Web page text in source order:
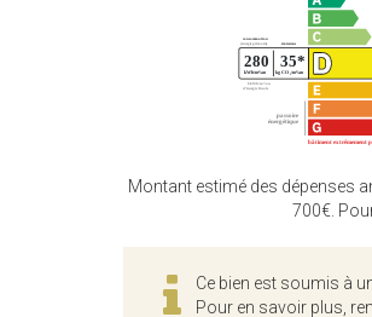
Montant estimé des dépenses
700€.
Ce bien est soumis à
Pour en savoir plus,